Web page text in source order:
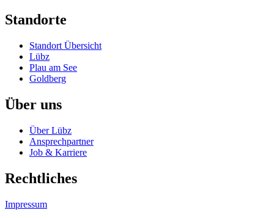
Standorte
Standort Übersicht
Lübz
Plau am See
Goldberg
Über uns
Über Lübz
Ansprechpartner
Job & Karriere
Rechtliches
Impressum